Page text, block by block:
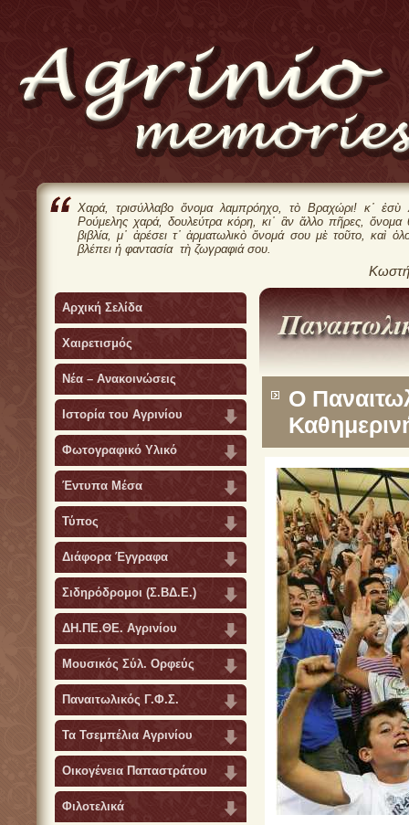
Χαρά, τρισύλλαβο ὄνομα λαμπρόηχο, τὸ Βραχώρι! κ᾿ ἐσὺ
Ρούμελης χαρά, δουλεύτρα κόρη, κι᾿ ἂν ἄλλο πῆρες, ὄνομα
βιβλία, μ᾿ ἀρέσει τ᾿ ἀρματωλικὸ ὄνομά σου μὲ τοῦτο, καὶ
βλέπει ἡ φαντασία τὴ ζωγραφιά σου.
Αρχική Σελίδα
Χαιρετισμός
Νέα – Ανακοινώσεις
Ιστορία του Αγρινίου
Φωτογραφικό Υλικό
Έντυπα Μέσα
Τύπος
Διάφορα Έγγραφα
Σιδηρόδρομοι (Σ.ΒΔ.Ε.)
ΔΗ.ΠΕ.ΘΕ. Αγρινίου
Μουσικός Σύλ. Ορφεύς
Παναιτωλικός Γ.Φ.Σ.
Τα Τσεμπέλια Αγρινίου
Οικογένεια Παπαστράτου
Φιλοτελικά
Ο